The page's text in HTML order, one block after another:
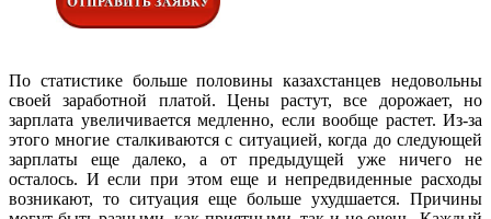
По статистике больше половины казахстанцев недовольны
своей заработной платой. Цены растут, все дорожает, но
зарплата увеличивается медленно, если вообще растет. Из-за
этого многие сталкиваются с ситуацией, когда до следующей
зарплаты еще далеко, а от предыдущей уже ничего не
осталось. И если при этом еще и непредвиденные расходы
возникают, то ситуация еще больше ухудшается. Причины